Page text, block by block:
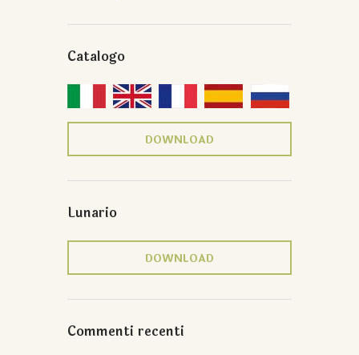
Catalogo
DOWNLOAD
Lunario
DOWNLOAD
Commenti recenti